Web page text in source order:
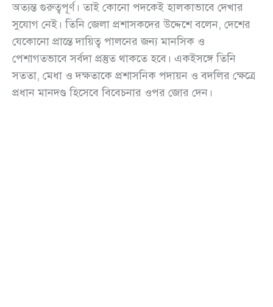
অত্যন্ত গুরুত্বপূর্ণ। তাই কোনো পদকেই হালকাভাবে দেখার
সুযোগ নেই। তিনি জেলা প্রশাসকদের উদ্দেশে বলেন, দেশের
যেকোনো প্রান্তে দায়িত্ব পালনের জন্য মানসিক ও
পেশাগতভাবে সর্বদা প্রস্তুত থাকতে হবে। একইসঙ্গে তিনি
সততা, মেধা ও দক্ষতাকে প্রশাসনিক পদায়ন ও বদলির ক্ষেত্রে
প্রধান মানদণ্ড হিসেবে বিবেচনার ওপর জোর দেন।